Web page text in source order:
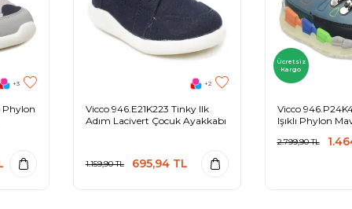
+3
Phylon
+2
Vicco 946.E21K223 Tinky Ilk
Adım Lacivert Çocuk Ayakkabı
1.159,90TL 695,94TL
Ücretsiz
Kargo
Vicco
Işıklı Phylon
2.799,90TL